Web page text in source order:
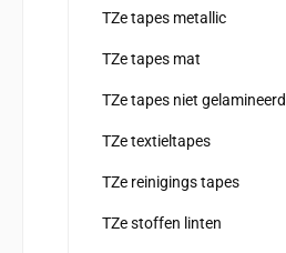
TZe tapes metallic
TZe tapes mat
TZe tapes niet gelamineerd
TZe textieltapes
TZe reinigings tapes
TZe stoffen linten